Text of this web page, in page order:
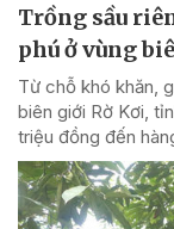
Trồng sầu
phú ở vùng
Từ chỗ khó khăn,
biên giới Rờ Kơi,
triệu đồng đến